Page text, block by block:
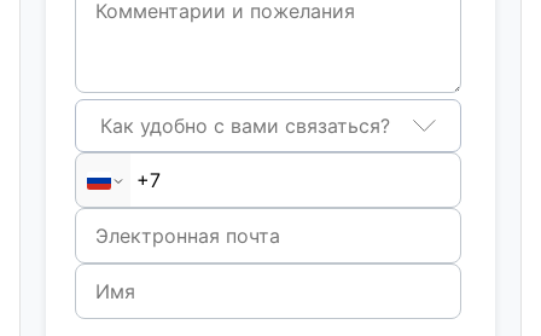
Как удобно с вами связаться?